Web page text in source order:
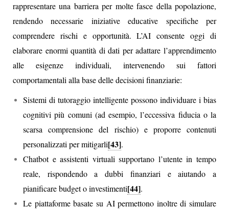
rappresentare una barriera per molte fasce della popolazione,
rendendo necessarie iniziative educative specifiche per
comprendere rischi e opportunità. L’AI consente oggi di
elaborare enormi quantità di dati per adattare l’apprendimento
alle esigenze individuali, intervenendo sui fattori
comportamentali alla base delle decisioni finanziarie:
Sistemi di tutoraggio intelligente possono individuare i bias
cognitivi più comuni (ad esempio, l’eccessiva fiducia o la
scarsa comprensione del rischio) e proporre contenuti
personalizzati per mitigarli[43].
Chatbot e assistenti virtuali supportano l’utente in tempo
reale, rispondendo a dubbi finanziari e aiutando a
pianificare budget o investimenti[44].
Le piattaforme basate su AI permettono inoltre di simulare